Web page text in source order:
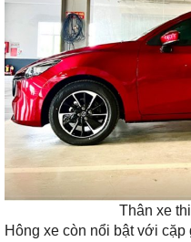
Thân xe
Hông xe còn nổi bật với